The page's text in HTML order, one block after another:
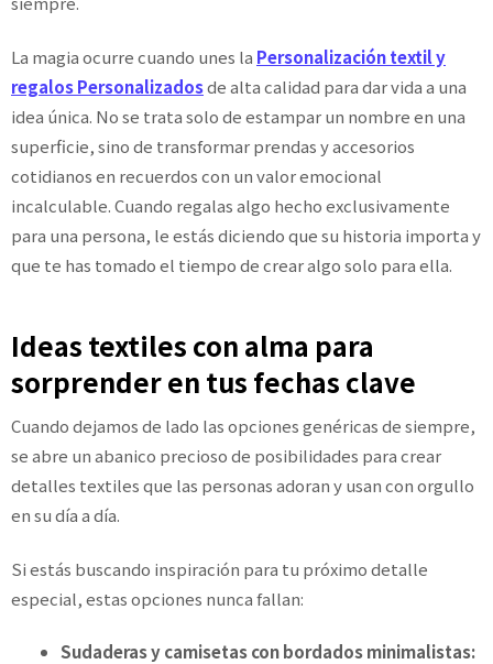
La magia ocurre cuando unes la Personalización textil y
regalos Personalizadosde alta calidad para dar vida a una
idea única. No se trata solo de estampar un nombre en una
superficie, sino de transformar prendas y accesorios
cotidianos en recuerdos con un valor emocional
incalculable. Cuando regalas algo hecho exclusivamente
para una persona, le estás diciendo que su historia importa y
que te has tomado el tiempo de crear algo solo para ella.
Ideas textiles con alma para
sorprender en tus fechas clave
Cuando dejamos de lado las opciones genéricas de siempre,
se abre un abanico precioso de posibilidades para crear
detalles textiles que las personas adoran y usan con orgullo
en su día a día.
Si estás buscando inspiración para tu próximo detalle
especial, estas opciones nunca fallan:
Sudaderas y camisetas con bordados minimalistas: